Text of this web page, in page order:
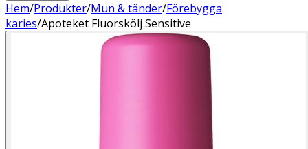
Hem/Produkter/Mun & tänder/Förebygga
karies/Apoteket Fluorskölj Sensitive